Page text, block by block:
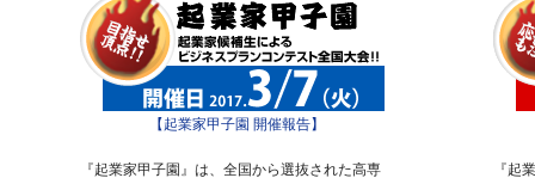
【起業家甲子園 開催報告】
『起業家甲子園』は、全国から選抜された高専
『起